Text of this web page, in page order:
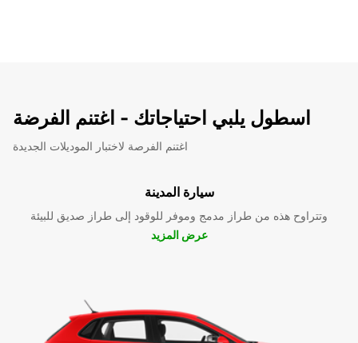
اسطول يلبي احتياجاتك - اغتنم الفرضة
اغتنم الفرصة لاختبار الموديلات الجديدة
سيارة المدينة
وتتراوح هذه من طراز مدمج وموفر للوقود إلى طراز صديق للبيئة
عرض المزيد